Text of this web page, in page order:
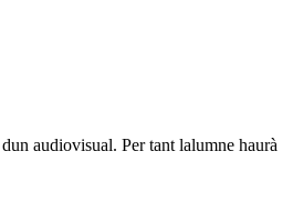
audiovisual. Per tant lalumne haurà